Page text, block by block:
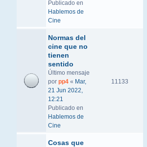
Publicado en
Hablemos de
Cine
Normas del
cine que no
tienen
sentido
Último mensaje
por pp4 « Mar,
21 Jun 2022,
12:21
Publicado en
Hablemos de
Cine
11133
Cosas que